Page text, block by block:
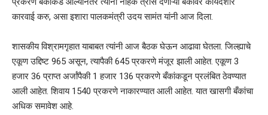
कारवाई करु, असा इशारा पालकमंत्री उदय सामंत यांनी आज दिला.
शासकीय विश्रामगृहात याबाबत त्यांनी आज बैठक घेऊन आढावा घेतला. जिल्ह्याचे
एकूण उद्दिष्ट 965 असून, त्यापैकी 645 प्रकरणे मंजूर झाली आहेत. एकूण 3
हजार 36 प्राप्त अर्जांपैकी 1 हजार 136 प्रकरणे बँकांकडून प्रलंबित ठेवण्यात
आली आहेत. शिवाय 1540 प्रकरणे नाकारण्यात आली आहेत. यात खासगी बँकांचा
अधिक समावेश आहे.